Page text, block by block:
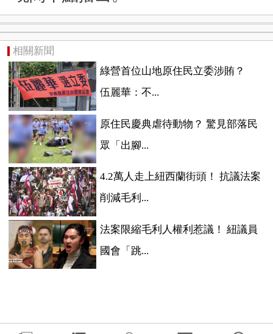
相關新聞
綠營首位山地原住民立委涉賄？
伍麗華：不...
原住民慶典虐待動物？ 驚見部落民
眾「出腳...
4.2萬人走上紐西蘭街頭！ 抗議法案
削減毛利...
法案限縮毛利人權利惹議！ 紐議員
國會「跳...